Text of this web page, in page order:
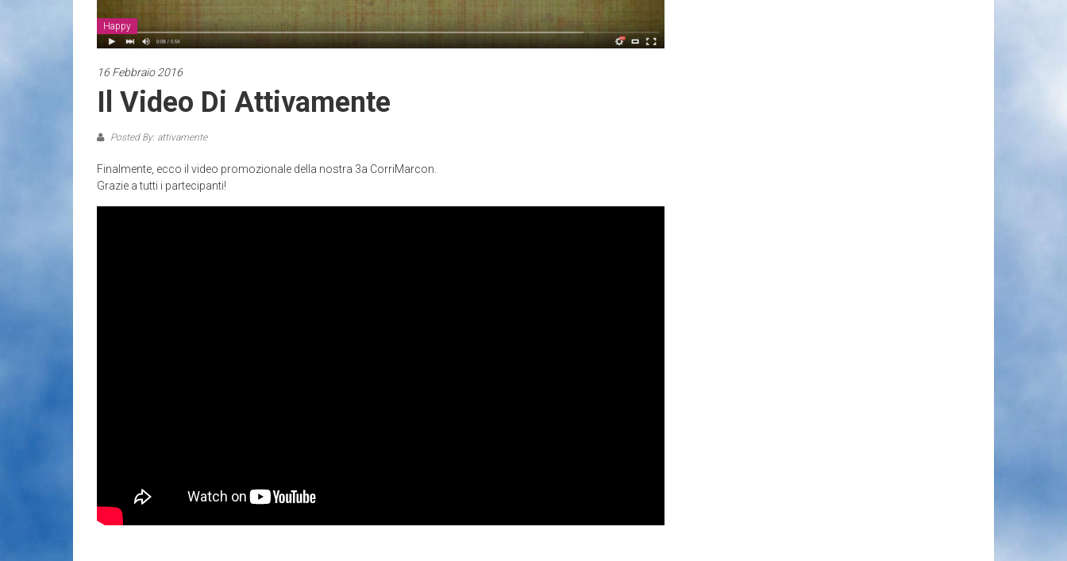
Happy
16 Febbraio 2016
Il Video Di Attivamente
Posted By: attivamente
Finalmente, ecco il video promozionale della nostra 3a CorriMarcon.
Grazie a tutti i partecipanti!